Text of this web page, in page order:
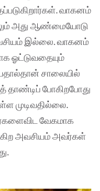
வாகனம்
அது ஆண்மையோடு
இல்லை. வாகனம்
ஓட்டுவதையும்
சாலையில்
போகிறபோது
வேகமாக
அவசியம் அவர்கள்